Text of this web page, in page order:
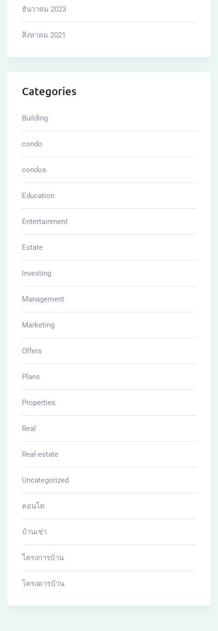
ธันวาคม 2023
สิงหาคม 2021
Categories
Building
condo
condos
Education
Entertainment
Estate
Investing
Management
Marketing
Offers
Plans
Properties
Real
Real-estate
Uncategorized
คอนโด
บ้านเช่า
โครงการบ้าน
โครงดารบ้าน